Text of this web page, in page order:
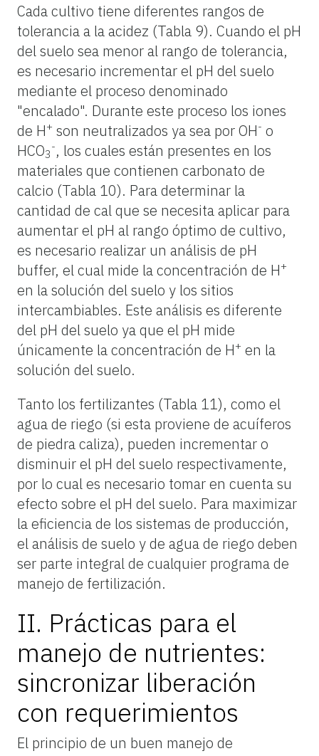
Cada cultivo tiene diferentes rangos de
tolerancia a la acidez (Tabla 9). Cuando el pH
del suelo sea menor al rango de tolerancia,
es necesario incrementar el pH del suelo
mediante el proceso denominado
"encalado". Durante este proceso los iones
de H+ son neutralizados ya sea por OH- o
HCO3
-, los cuales están presentes en los
materiales que contienen carbonato de
calcio (Tabla 10). Para determinar la
cantidad de cal que se necesita aplicar para
aumentar el pH al rango óptimo de cultivo,
es necesario realizar un análisis de pH
buffer, el cual mide la concentración de H+
en la solución del suelo y los sitios
intercambiables. Este análisis es diferente
del pH del suelo ya que el pH mide
únicamente la concentración de H+ en la
solución del suelo.
Tanto los fertilizantes (Tabla 11), como el
agua de riego (si esta proviene de acuíferos
de piedra caliza), pueden incrementar o
disminuir el pH del suelo respectivamente,
por lo cual es necesario tomar en cuenta su
efecto sobre el pH del suelo. Para maximizar
la eficiencia de los sistemas de producción,
el análisis de suelo y de agua de riego deben
ser parte integral de cualquier programa de
manejo de fertilización.
II. Prácticas para el
manejo de nutrientes:
sincronizar liberación
con requerimientos
El principio de un buen manejo de